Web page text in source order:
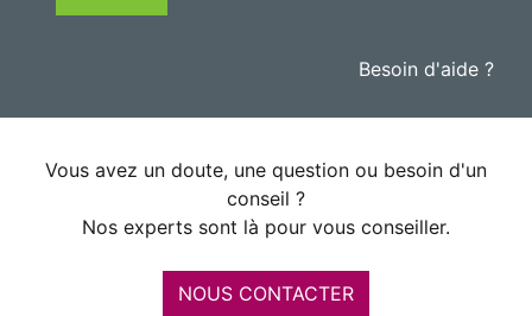
Besoin d'aide ?
Vous avez un doute, une question ou besoin d'un
conseil ?
Nos experts sont là pour vous conseiller.
NOUS CONTACTER